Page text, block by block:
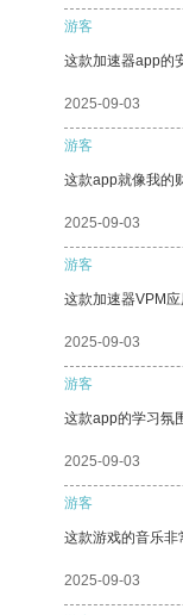
游客
这款加速器app的
2025-09-03
游客
这款app就像我的
2025-09-03
游客
这款加速器VPM
2025-09-03
游客
这款app的学习氛
2025-09-03
游客
这款游戏的音乐非
2025-09-03